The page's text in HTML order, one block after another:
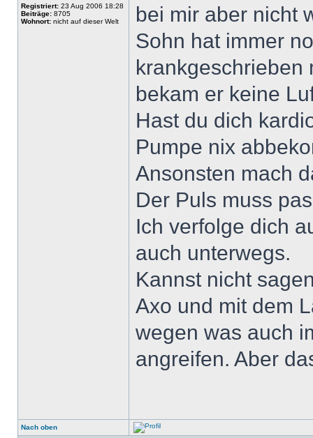
Registriert: 23 Aug 2006 18:28
Beiträge: 8705
Wohnort: nicht auf dieser Welt
bei mir aber nicht
Sohn hat immer
krankgeschrieben
bekam er keine
Hast du dich
Pumpe nix
Ansonsten mach
Der Puls muss
Ich verfolge dich
auch unterwegs.
Kannst nicht
Axo und mit dem
wegen was auch
angreifen. Aber
Nach oben